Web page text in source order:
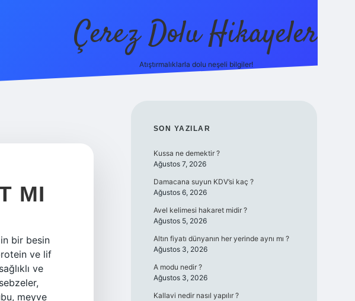
Çerez Dolu Hikayeler
Atıştırmalıklarla dolu neşeli bilgiler!
MI
bir besin
ve lif
ve
meyve
SIDEBAR
SON YAZILAR
Kussa ne demektir ?
Ağustos 7, 2026
Damacana suyun KDV’si kaç ?
Ağustos 6, 2026
Avel kelimesi hakaret midir ?
Ağustos 5, 2026
Altın fiyatı dünyanın her yerinde aynı mı ?
Ağustos 3, 2026
A modu nedir ?
Ağustos 3, 2026
Kallavi nedir nasıl yapılır ?